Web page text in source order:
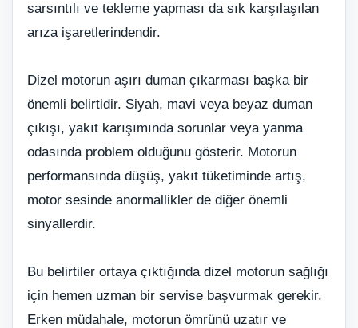
sarsıntılı ve tekleme yapması da sık karşılaşılan
arıza işaretlerindendir.
Dizel motorun aşırı duman çıkarması başka bir
önemli belirtidir. Siyah, mavi veya beyaz duman
çıkışı, yakıt karışımında sorunlar veya yanma
odasında problem olduğunu gösterir. Motorun
performansında düşüş, yakıt tüketiminde artış,
motor sesinde anormallikler de diğer önemli
sinyallerdir.
Bu belirtiler ortaya çıktığında dizel motorun sağlığı
için hemen uzman bir servise başvurmak gerekir.
Erken müdahale, motorun ömrünü uzatır ve